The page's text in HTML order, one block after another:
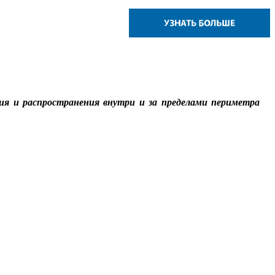
и распространения внутри и за пределами периметра